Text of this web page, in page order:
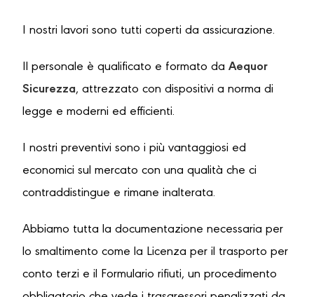
I nostri lavori sono tutti coperti da assicurazione.
Il personale è qualificato e formato da Aequor
Sicurezza, attrezzato con dispositivi a norma di
legge e moderni ed efficienti.
I nostri preventivi sono i più vantaggiosi ed
economici sul mercato con una qualità che ci
contraddistingue e rimane inalterata.
Abbiamo tutta la documentazione necessaria per
lo smaltimento come la Licenza per il trasporto per
conto terzi e il Formulario rifiuti, un procedimento